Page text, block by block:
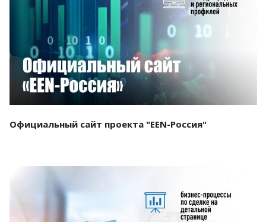
Смотреть проект
Официальный сайт проекта "EEN-Россия"